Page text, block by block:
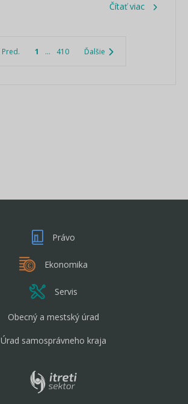
Čítať viac
Pred. 1 ... 410 Ďalšie
Právo
Ekonomika
Servis
Obecný a mestský úrad
Úrad samosprávneho kraja